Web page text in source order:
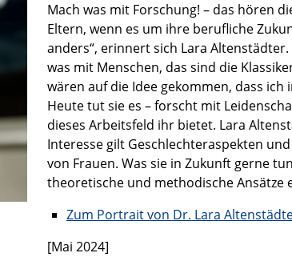
Mach was mit Forschung! – das hören
Eltern, wenn es um ihre berufliche
anders“, erinnert sich Lara Altenstädter.
was mit Menschen, das sind die
wären auf die Idee gekommen, dass
Heute tut sie es – forscht mit
dieses Arbeitsfeld ihr bietet. Lara
Interesse gilt Geschlechteraspekten
von Frauen. Was sie in Zukunft gerne
theoretische und methodische Ansätze
Zum Portrait von Dr. Lara
[Mai 2024]